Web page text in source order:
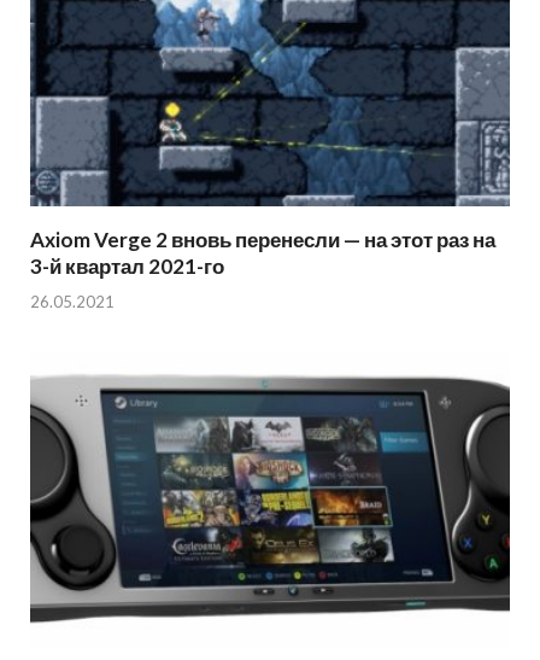
Axiom Verge 2 вновь перенесли — на этот раз на
3-й квартал 2021-го
26.05.2021